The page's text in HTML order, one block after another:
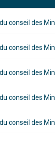
conseil des
conseil des
conseil des
conseil des
conseil des